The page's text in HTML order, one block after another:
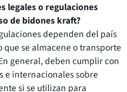
legales o regulaciones
de bidones kraft?
dependen del país
se almacene o transporte
general, deben cumplir con
e internacionales sobre
si se utilizan para